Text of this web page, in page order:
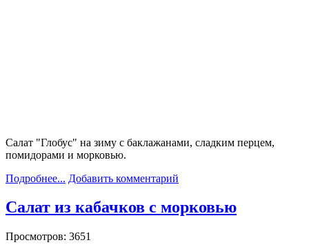
Салат "Глобус" на зиму с баклажанами, сладким перцем,
помидорами и морковью.
Подробнее... Добавить комментарий
Салат из кабачков с морковью
Просмотров: 3651